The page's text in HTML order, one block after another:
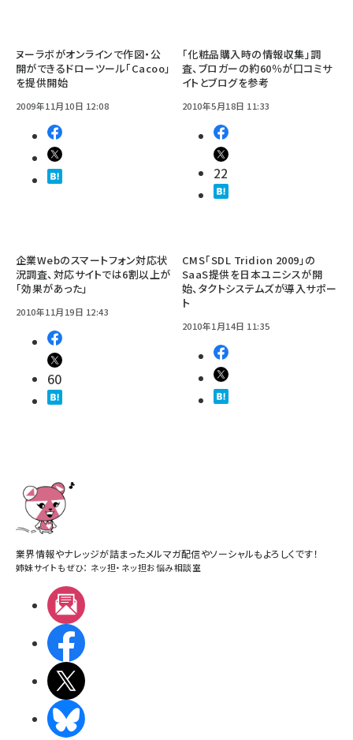
ヌーラボがオンラインで作図・公
開ができるドローツール「Cacoo」
を提供開始
2009年11月10日 12:08
「化粧品購入時の情報収集」調
査、ブロガーの約60％が口コミサ
イトとブログを参考
2010年5月18日 11:33
22
企業Webのスマートフォン対応状
況調査、対応サイトでは6割以上が
「効果があった」
2010年11月19日 12:43
60
CMS「SDL Tridion 2009」の
SaaS提供を日本ユニシスが開
始、タクトシステムズが導入サポー
ト
2010年1月14日 11:35
業界情報やナレッジが詰まったメルマガ配信やソーシャルもよろしくです！
姉妹サイトもぜひ： ネッ担・ ネッ担お悩み相談室